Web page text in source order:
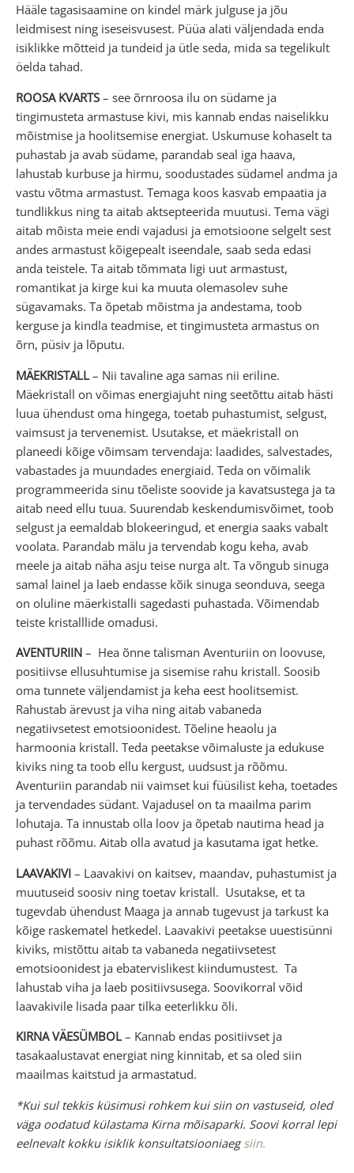
Hääle tagasisaamine on kindel märk julguse ja jõu
leidmisest ning iseseisvusest. Püüa alati väljendada enda
isiklikke mõtteid ja tundeid ja ütle seda, mida sa tegelikult
öelda tahad.
ROOSA KVARTS – see õrnroosa ilu on südame ja
tingimusteta armastuse kivi, mis kannab endas naiselikku
mõistmise ja hoolitsemise energiat. Uskumuse kohaselt ta
puhastab ja avab südame, parandab seal iga haava,
lahustab kurbuse ja hirmu, soodustades südamel andma ja
vastu võtma armastust. Temaga koos kasvab empaatia ja
tundlikkus ning ta aitab aktsepteerida muutusi. Tema vägi
aitab mõista meie endi vajadusi ja emotsioone selgelt sest
andes armastust kõigepealt iseendale, saab seda edasi
anda teistele. Ta aitab tõmmata ligi uut armastust,
romantikat ja kirge kui ka muuta olemasolev suhe
sügavamaks. Ta õpetab mõistma ja andestama, toob
kerguse ja kindla teadmise, et tingimusteta armastus on
õrn, püsiv ja lõputu.
MÄEKRISTALL – Nii tavaline aga samas nii eriline.
Mäekristall on võimas energiajuht ning seetõttu aitab hästi
luua ühendust oma hingega, toetab puhastumist, selgust,
vaimsust ja tervenemist. Usutakse, et mäekristall on
planeedi kõige võimsam tervendaja: laadides, salvestades,
vabastades ja muundades energiaid. Teda on võimalik
programmeerida sinu tõeliste soovide ja kavatsustega ja ta
aitab need ellu tuua. Suurendab keskendumisvõimet, toob
selgust ja eemaldab blokeeringud, et energia saaks vabalt
voolata. Parandab mälu ja tervendab kogu keha, avab
meele ja aitab näha asju teise nurga alt. Ta võngub sinuga
samal lainel ja laeb endasse kõik sinuga seonduva, seega
on oluline mäerkistalli sagedasti puhastada. Võimendab
teiste kristalllide omadusi.
AVENTURIIN – Hea õnne talisman Aventuriin on loovuse,
positiivse ellusuhtumise ja sisemise rahu kristall. Soosib
oma tunnete väljendamist ja keha eest hoolitsemist.
Rahustab ärevust ja viha ning aitab vabaneda
negatiivsetest emotsioonidest. Tõeline heaolu ja
harmoonia kristall. Teda peetakse võimaluste ja edukuse
kiviks ning ta toob ellu kergust, uudsust ja rõõmu.
Aventuriin parandab nii vaimset kui füüsilist keha, toetades
ja tervendades südant. Vajadusel on ta maailma parim
lohutaja. Ta innustab olla loov ja õpetab nautima head ja
puhast rõõmu. Aitab olla avatud ja kasutama igat hetke.
LAAVAKIVI – Laavakivi on kaitsev, maandav, puhastumist ja
muutuseid soosiv ning toetav kristall. Usutakse, et ta
tugevdab ühendust Maaga ja annab tugevust ja tarkust ka
kõige raskematel hetkedel. Laavakivi peetakse uuestisünni
kiviks, mistõttu aitab ta vabaneda negatiivsetest
emotsioonidest ja ebatervislikest kiindumustest. Ta
lahustab viha ja laeb positiivsusega. Soovikorral võid
laavakivile lisada paar tilka eeterlikku õli.
KIRNA VÄESÜMBOL – Kannab endas positiivset ja
tasakaalustavat energiat ning kinnitab, et sa oled siin
maailmas kaitstud ja armastatud.
*Kui sul tekkis küsimusi rohkem kui siin on vastuseid, oled
väga oodatud külastama Kirna mõisaparki. Soovi korral lepi
eelnevalt kokku isiklik konsultatsiooniaeg siin.